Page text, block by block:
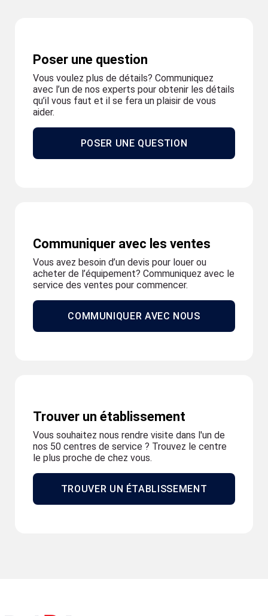
Poser une question
Vous voulez plus de détails? Communiquez
avec l’un de nos experts pour obtenir les détails
qu’il vous faut et il se fera un plaisir de vous
aider.
POSER UNE QUESTION
Communiquer avec les ventes
Vous avez besoin d’un devis pour louer ou
acheter de l’équipement? Communiquez avec le
service des ventes pour commencer.
COMMUNIQUER AVEC NOUS
Trouver un établissement
Vous souhaitez nous rendre visite dans l'un de
nos 50 centres de service ? Trouvez le centre
le plus proche de chez vous.
TROUVER UN ÉTABLISSEMENT